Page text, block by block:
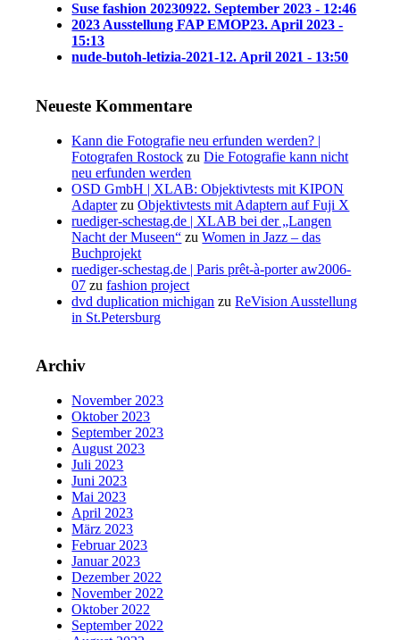
Suse fashion 20230922. September 2023 - 12:46
2023 Ausstellung FAP EMOP23. April 2023 -
15:13
nude-butoh-letizia-2021-12. April 2021 - 13:50
Neueste Kommentare
Kann die Fotografie neu erfunden werden? |
Fotografen Rostock zuDie Fotografie kann nicht
neu erfunden werden
OSD GmbH | XLAB: Objektivtests mit KIPON
AdapterzuObjektivtests mit Adaptern auf Fuji X
ruediger-schestag.de | XLAB bei der „Langen
Nacht der Museen“ zuWomen in Jazz – das
Buchprojekt
ruediger-schestag.de | Paris prêt-à-porter aw2006-
07 zufashion project
dvd duplication michigan zuReVision Ausstellung
in St.Petersburg
Archiv
November 2023
Oktober 2023
September 2023
August 2023
Juli 2023
Juni 2023
Mai 2023
April 2023
März 2023
Februar 2023
Januar 2023
Dezember 2022
November 2022
Oktober 2022
September 2022